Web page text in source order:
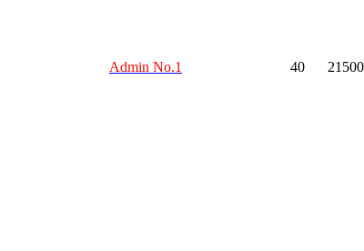
Admin No.1 40 21500